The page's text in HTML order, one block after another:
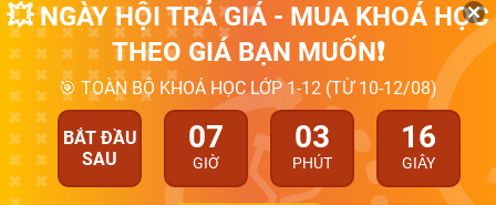
💥 NGÀY HỘI TRẢ GIÁ - MUA KHOÁ HỌC
THEO GIÁ BẠN MUỐN❗
🎯 TOÀN BỘ KHOÁ HỌC LỚP 1-12 (TỪ 10-12/08)
BẮT ĐẦU
SAU
07
GIỜ
03
PHÚT
16
GIÂY